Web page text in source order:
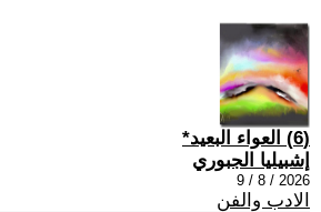
(6) العواء البعيد*
إشبيليا الجبوري
2026 / 8 / 9
الادب والفن